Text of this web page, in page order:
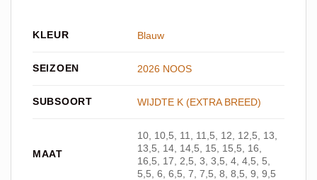
KLEUR Blauw
SEIZOEN 2026 NOOS
SUBSOORT WIJDTE K (EXTRA BREED)
MAAT
10, 10,5, 11, 11,5, 12, 12,5, 13,
13,5, 14, 14,5, 15, 15,5, 16,
16,5, 17, 2,5, 3, 3,5, 4, 4,5, 5,
5,5, 6, 6,5, 7, 7,5, 8, 8,5, 9, 9,5